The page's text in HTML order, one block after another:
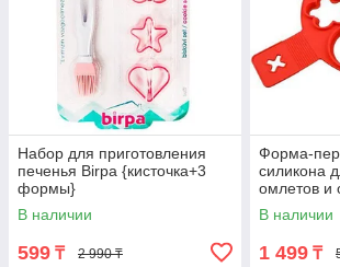
Набор для приготовления
печенья Birpa {кисточка+3
формы}
В наличии
599 ₸ 2 990 ₸
Форма-
силикона
омлетов и
«Аппетито»
В наличии
1 499 ₸